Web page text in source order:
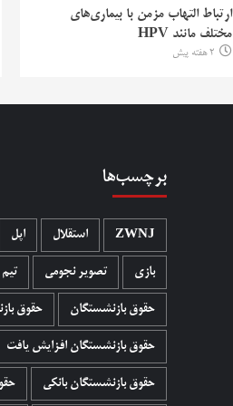
ارتباط التهاب مزمن با بیماری‌های
مختلف مانند HPV
2 هفته پیش
برچسب‌ها
ZWNJ استقلال اپل
بازی تصویر نجومی
حقوق بازنشستگان حقوق
حقوق بازنشستگان افزایش یافت
حقوق بازنشستگان بانکی